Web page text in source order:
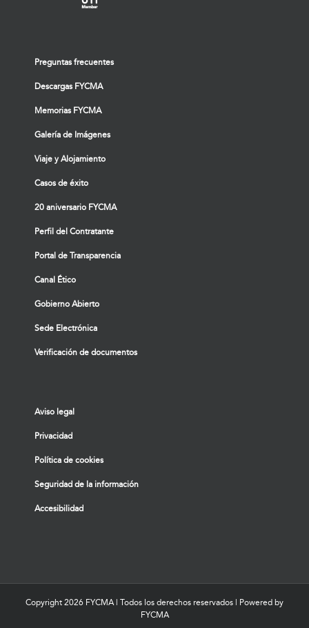
Preguntas frecuentes
Descargas FYCMA
Memorias FYCMA
Galería de Imágenes
Viaje y Alojamiento
Casos de éxito
20 aniversario FYCMA
Perfil del Contratante
Portal de Transparencia
Canal Ético
Gobierno Abierto
Sede Electrónica
Verificación de documentos
Aviso legal
Privacidad
Política de cookies
Seguridad de la información
Accesibilidad
Copyright 2026 FYCMA | Todos los derechos reservados | Powered by
FYCMA